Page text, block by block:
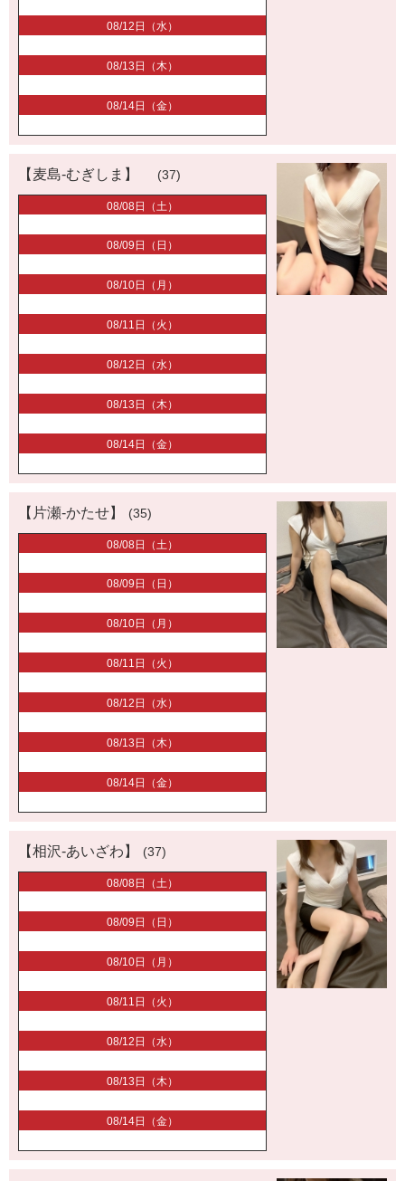
08/12日（水）
08/13日（木）
08/14日（金）
【麦島-むぎしま】 (37)
08/08日（土）
08/09日（日）
08/10日（月）
08/11日（火）
08/12日（水）
08/13日（木）
08/14日（金）
【片瀬-かたせ】 (35)
08/08日（土）
08/09日（日）
08/10日（月）
08/11日（火）
08/12日（水）
08/13日（木）
08/14日（金）
【相沢-あいざわ】 (37)
08/08日（土）
08/09日（日）
08/10日（月）
08/11日（火）
08/12日（水）
08/13日（木）
08/14日（金）